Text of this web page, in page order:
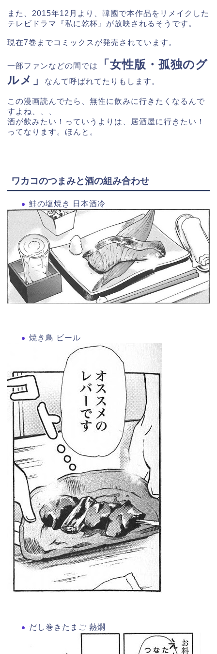
また、2015年12月より、韓國で本作品をリメイクした
テレビドラマ『私に乾杯』が放映されるそうです。
現在7巻までコミックスが発売されています。
一部ファンなどの間では
「女性版・孤独のグ
ルメ」
なんて呼ばれてたりもします。
この漫画読んでたら、無性に飲みに行きたくなるんで
すよね、、、
酒が飲みたい！っていうよりは、居酒屋に行きたい！
ってなります。ほんと。
ワカコのつまみと酒の組み合わせ
鮭の塩焼き 日本酒冷
焼き鳥 ビール
だし巻きたまご 熱燗